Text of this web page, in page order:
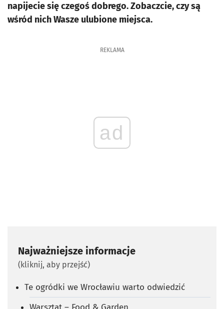
napijecie się czegoś dobrego. Zobaczcie, czy są
wśród nich Wasze ulubione miejsca.
REKLAMA
ad
Najważniejsze informacje
(kliknij, aby przejść)
Te ogródki we Wrocławiu warto odwiedzić